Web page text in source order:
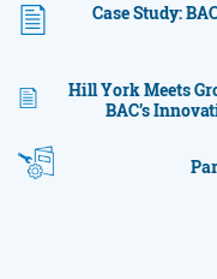
Case Study:
Hill York Meets
BAC’s